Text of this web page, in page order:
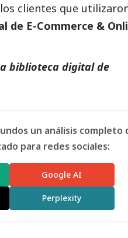
clientes que
de E-Commerce &
biblioteca digital de
un análisis completo
para redes sociales:
Google AI
Perplexity